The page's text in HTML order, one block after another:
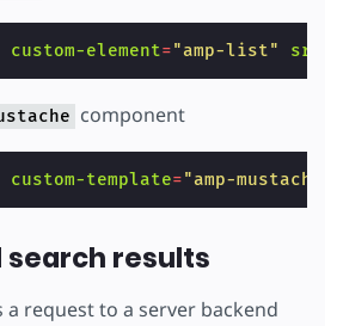
custom-element="amp-list" src
component
custom-template="amp-mustache"
search results
a request to a server backend